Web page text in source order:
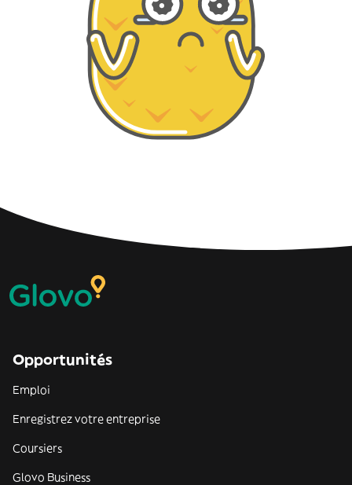
Opportunités
Emploi
Enregistrez votre entreprise
Coursiers
Glovo Business